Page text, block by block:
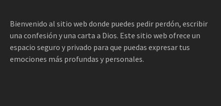
Bienvenido al sitio web donde puedes pedir perdón, escribir
una confesión y una carta a Dios. Este sitio web ofrece un
espacio seguro y privado para que puedas expresar tus
emociones más profundas y personales.